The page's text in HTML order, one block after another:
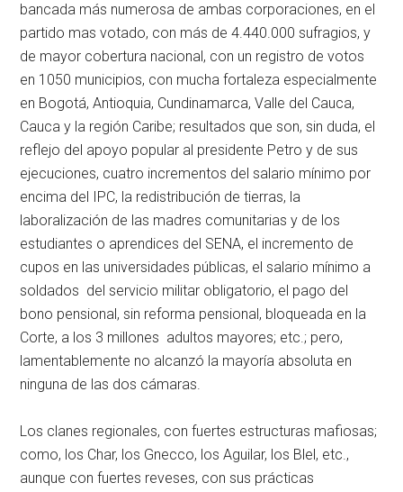
bancada más numerosa de ambas corporaciones, en el
partido mas votado, con más de 4.440.000 sufragios, y
de mayor cobertura nacional, con un registro de votos
en 1050 municipios, con mucha fortaleza especialmente
en Bogotá, Antioquia, Cundinamarca, Valle del Cauca,
Cauca y la región Caribe; resultados que son, sin duda, el
reflejo del apoyo popular al presidente Petro y de sus
ejecuciones, cuatro incrementos del salario mínimo por
encima del IPC, la redistribución de tierras, la
laboralización de las madres comunitarias y de los
estudiantes o aprendices del SENA, el incremento de
cupos en las universidades públicas, el salario mínimo a
soldados del servicio militar obligatorio, el pago del
bono pensional, sin reforma pensional, bloqueada en la
Corte, a los 3 millones adultos mayores; etc.; pero,
lamentablemente no alcanzó la mayoría absoluta en
ninguna de las dos cámaras.
Los clanes regionales, con fuertes estructuras mafiosas;
como, los Char, los Gnecco, los Aguilar, los Blel, etc.,
aunque con fuertes reveses, con sus prácticas